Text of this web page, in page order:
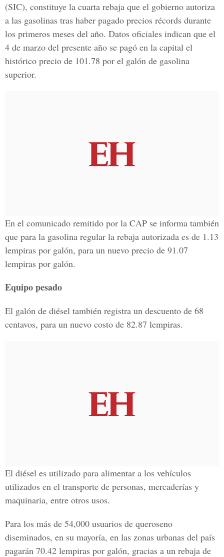
(SIC), constituye la cuarta rebaja que el gobierno autoriza
a las gasolinas tras haber pagado precios récords durante
los primeros meses del año. Datos oficiales indican que el
4 de marzo del presente año se pagó en la capital el
histórico precio de 101.78 por el galón de gasolina
superior.
En el comunicado remitido por la CAP se informa también
que para la gasolina regular la rebaja autorizada es de 1.13
lempiras por galón, para un nuevo precio de 91.07
lempiras por galón.
Equipo pesado
El galón de diésel también registra un descuento de 68
centavos, para un nuevo costo de 82.87 lempiras.
El diésel es utilizado para alimentar a los vehículos
utilizados en el transporte de personas, mercaderías y
maquinaria, entre otros usos.
Para los más de 54,000 usuarios de queroseno
diseminados, en su mayoría, en las zonas urbanas del país
pagarán 70.42 lempiras por galón, gracias a un rebaja de